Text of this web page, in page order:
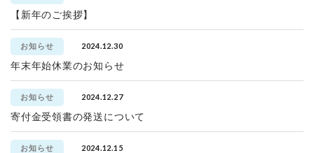
【新年のご挨拶】
お知らせ 2024.12.30
年末年始休業のお知らせ
お知らせ 2024.12.27
寄付金受領書の発送について
お知らせ 2024.12.15